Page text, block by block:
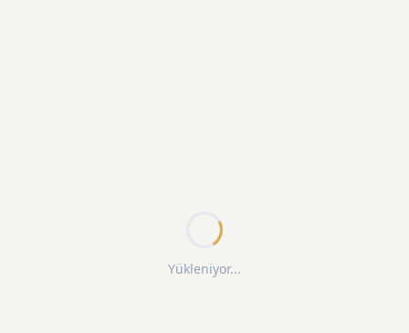
Yükleniyor...